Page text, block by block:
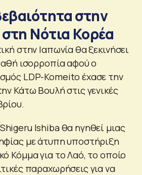
στην
στη Νότια Κορέα
στην Ιαπωνία θα ξεκινήσει
ισορροπία αφού ο
LDP-Komeito έχασε την
Κάτω Βουλή στις γενικές
Ishiba θα ηγηθεί μιας
με άτυπη υποστήριξη
Κόμμα για το Λαό, το οποίο
παραχωρήσεις για να